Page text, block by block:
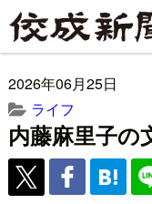
2026年06月25日
ライフ
内藤麻里子の